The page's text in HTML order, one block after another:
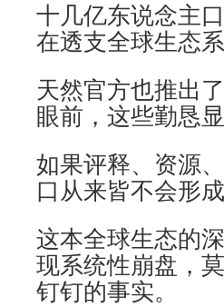
十几亿东说念主
在透支全球生态系
天然官方也推出
眼前，这些勤恳
如果评释、资源
口从来皆不会形
这本全球生态的
现系统性崩盘，
钉钉的事实。